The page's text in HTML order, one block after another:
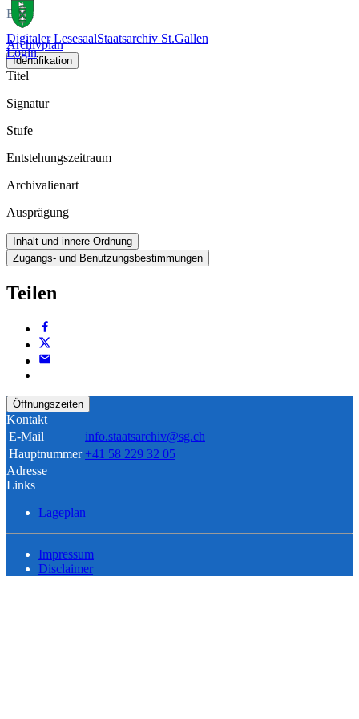
Digitaler LesesaalStaatsarchiv St.Gallen
Login
Buch
Archivplan
Identifikation
Titel
Signatur
Stufe
Entstehungszeitraum
Archivalienart
Ausprägung
Inhalt und innere Ordnung
Zugangs- und Benutzungsbestimmungen
Teilen
Öffnungszeiten
Kontakt
E-Mail
info.staatsarchiv@sg.ch
Hauptnummer +41 58 229 32 05
Adresse
Links
Lageplan
Impressum
Disclaimer